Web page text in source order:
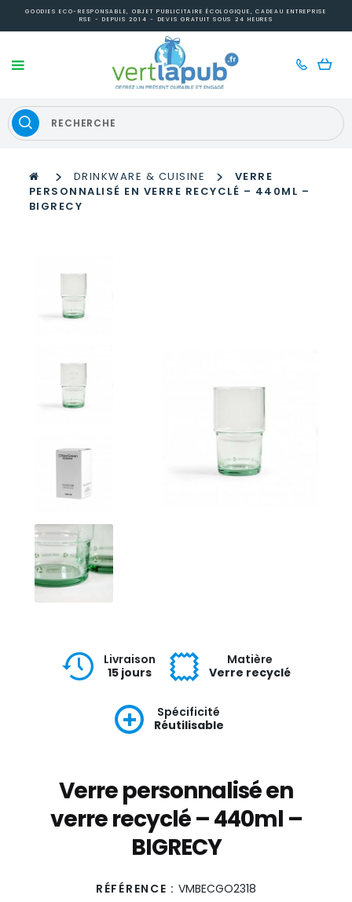
GOODIES ECO-RESPONSABLE, OBJET PUBLICITAIRE ÉCOLOGIQUE, CADEAU ENTREPRISE
RSE - DEPUIS 2014 - DEVIS GRATUIT SOUS 24 HEURES
> DRINKWARE & CUISINE >
VERRE
PERSONNALISÉ EN VERRE RECYCLÉ – 440ML –
BIGRECY
Livraison
15 jours
Matière
Verre recyclé
Spécificité
Réutilisable
Verre personnalisé en
verre recyclé – 440ml –
BIGRECY
RÉFÉRENCE : VMBECGO2318